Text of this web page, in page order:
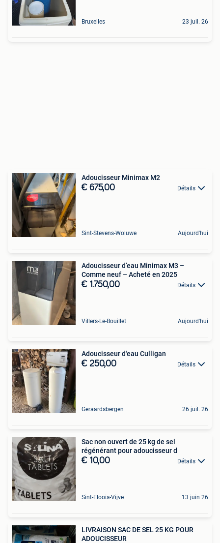
Bruxelles 23 juil. 26
Adoucisseur Minimax M2
€ 675,00 Détails
Sint-Stevens-Woluwe Aujourd'hui
Adoucisseur d’eau Minimax M3 –
Comme neuf – Acheté en 2025
€ 1.750,00 Détails
Villers-Le-Bouillet Aujourd'hui
Adoucisseur d'eau Culligan
€ 250,00 Détails
Geraardsbergen 26 juil. 26
Sac non ouvert de 25 kg de sel
régénérant pour adoucisseur d
€ 10,00 Détails
Sint-Eloois-Vijve 13 juin 26
LIVRAISON SAC DE SEL 25 KG POUR
ADOUCISSEUR